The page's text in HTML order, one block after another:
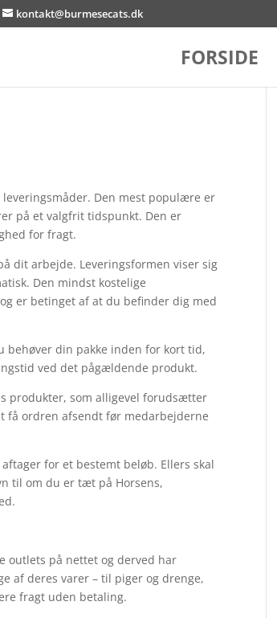
kontakt@burmesecats.dk
FORSIDE
Den mest populære er
på et valgfrit tidspunkt. Den er
for fragt.
dit arbejde. Leveringsformen viser sig
Den mindst kostelige
er betinget af at du befinder dig med
behøver din pakke inden for kort tid,
ved det pågældende produkt.
produkter, som alligevel forudsætter
få ordren afsendt før medarbejderne
for et bestemt beløb. Ellers skal
til om du er tæt på Horsens,
outlets på nettet og derved har
af deres varer – til piger og drenge,
fragt uden betaling.